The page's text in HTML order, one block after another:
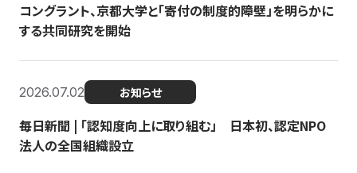
コングラント、京都大学と「寄付の制度的障壁」を明らかに
する共同研究を開始
2026.07.02 お知らせ
毎日新聞 | 「認知度向上に取り組む」 日本初、認定NPO
法人の全国組織設立